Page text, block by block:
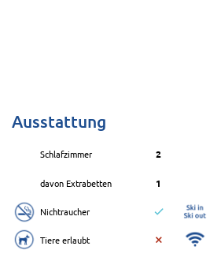
Ausstattung
Schlafzimmer 2
davon Extrabetten 1
Nichtraucher
Tiere erlaubt